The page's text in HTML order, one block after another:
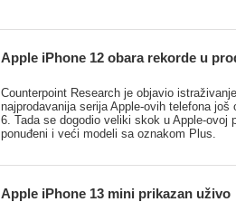
Apple iPhone 12 obara rekorde u
Counterpoint Research je objavio
najprodavanija serija Apple-ovih telefona još
6. Tada se dogodio veliki skok u Apple-ovoj
ponuđeni i veći modeli sa oznakom Plus.
Apple iPhone 13 mini prikazan uživo